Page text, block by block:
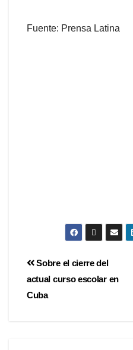
Fuente: Prensa Latina
Sobre el cierre del
actual curso escolar en
Cuba